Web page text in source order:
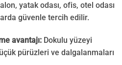
yatak odası, ofis, otel odası
güvenle tercih edilir.
avantajı:Dokulu yüzeyi
pürüzleri ve dalgalanmaları